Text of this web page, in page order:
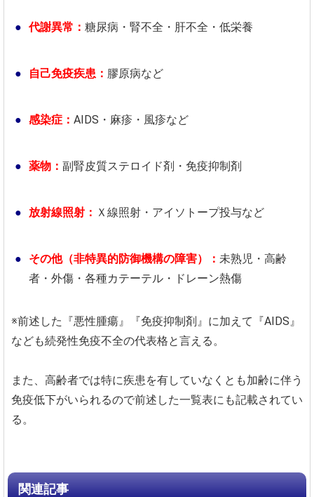
代謝異常： 糖尿病・腎不全・肝不全・低栄養
自己免疫疾患： 膠原病など
感染症： AIDS・麻疹・風疹など
薬物： 副腎皮質ステロイド剤・免疫抑制剤
放射線照射： Ｘ線照射・アイソトープ投与など
その他（非特異的防御機構の障害）： 未熟児・高齢
者・外傷・各種カテーテル・ドレーン熱傷
※前述した『悪性腫瘍』『免疫抑制剤』に加えて『AIDS』
なども続発性免疫不全の代表格と言える。
また、高齢者では特に疾患を有していなくとも加齢に伴う
免疫低下がいられるので前述した一覧表にも記載されてい
る。
関連記事